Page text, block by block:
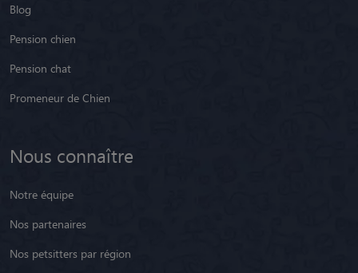
Blog
Pension chien
Pension chat
Promeneur de Chien
Nous connaître
Notre équipe
Nos partenaires
Nos petsitters par région